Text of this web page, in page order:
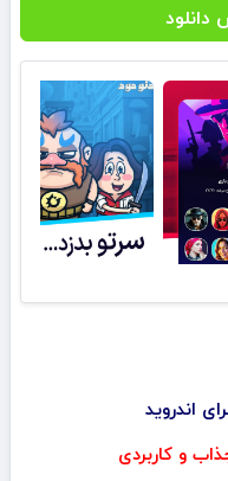
اندروید
و کاربردی